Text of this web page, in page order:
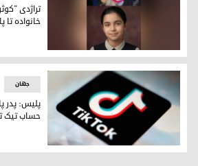
برادر کوثر لە حال رقص و پایکوبی در
تراژدی
خانواده تا
پلیس: پدر پاکستانی دخترش را به
جهان
پلیس: پدر
حساب